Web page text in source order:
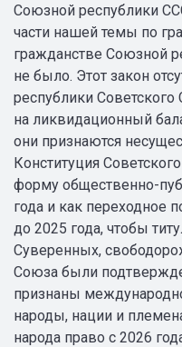
Союзной республики
части нашей темы по
гражданстве Союзной
не было. Этот закон
республики Советского
на ликвидационный
они признаются
Конституция
форму общественно-
года и как переходное
до 2025 года, чтобы
Суверенных,
Союза были
признаны
народы, нации и
народа право с 2026